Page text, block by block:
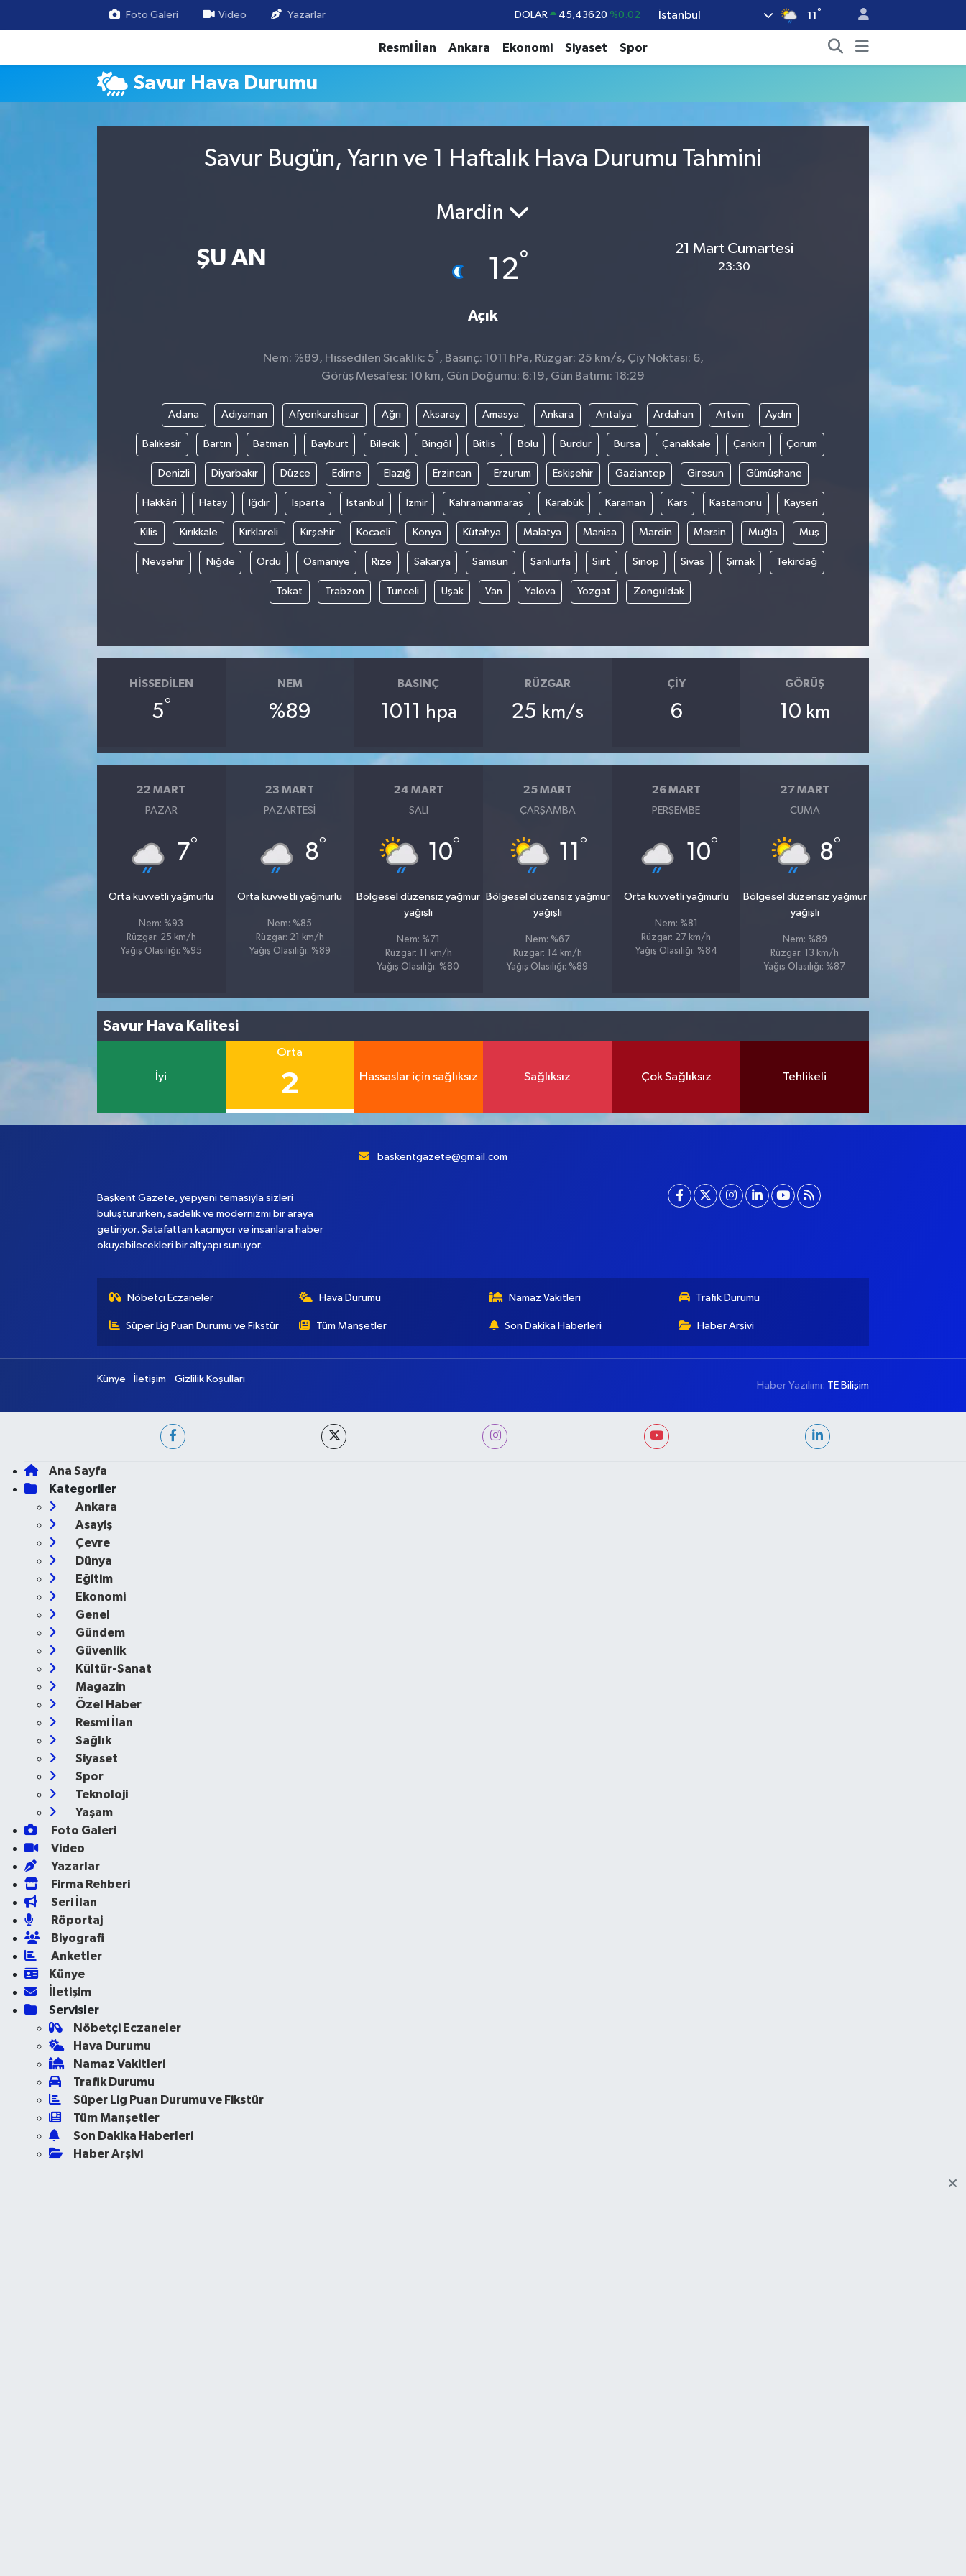
Foto Galeri Video Yazarlar DOLAR 45,43620 %0.02
EURO 53,38690 %0.19
STERLİN 61,60380 %0.18
İstanbul 11 °
Resmi İlan Ankara Ekonomi Siyaset Spor
Savur Hava Durumu
Savur Bugün, Yarın ve 1 Haftalık Hava Durumu Tahmini
ŞU AN
Mardin
12
Açık
21 Mart Cumartesi
23:30
Nem: %89, Hissedilen Sıcaklık: 5 , Basınç: 1011 hPa, Rüzgar: 25 km/s, Çiy Noktası: 6,
Görüş Mesafesi: 10 km, Gün Doğumu: 6:19, Gün Batımı: 18:29
Adana Adıyaman Afyonkarahisar Ağrı Aksaray Amasya Ankara Antalya Ardahan Artvin Aydın
Balıkesir Bartın Batman Bayburt Bilecik Bingöl Bitlis Bolu Burdur Bursa Çanakkale Çankırı Çorum
Denizli Diyarbakır Düzce Edirne Elazığ Erzincan Erzurum Eskişehir Gaziantep Giresun Gümüşhane
Hakkâri Hatay Iğdır Isparta İstanbul İzmir Kahramanmaraş Karabük Karaman Kars Kastamonu Kayseri
Kilis Kırıkkale Kırklareli Kırşehir Kocaeli Konya Kütahya Malatya Manisa Mardin Mersin Muğla Muş
Nevşehir Niğde Ordu Osmaniye Rize Sakarya Samsun Şanlıurfa Siirt Sinop Sivas Şırnak Tekirdağ
Tokat Trabzon Tunceli Uşak Van Yalova Yozgat Zonguldak
HISSEDILEN
5
NEM
%89
BASINÇ
1011 hpa
RÜZGAR
25 km/s
ÇIY
6
GÖRÜŞ
10 km
22 MART
PAZAR
7
Orta kuvvetli yağmurlu
Nem: %93
Rüzgar: 25 km/h
Yağış Olasılığı: %95
23 MART
PAZARTESI
8
Orta kuvvetli yağmurlu
Nem: %85
Rüzgar: 21 km/h
Yağış Olasılığı: %89
24 MART
SALI
10
Bölgesel düzensiz yağmur
yağışlı
Nem: %71
Rüzgar: 11 km/h
Yağış Olasılığı: %80
25 MART
ÇARŞAMBA
11
Bölgesel düzensiz yağmur
yağışlı
Nem: %67
Rüzgar: 14 km/h
Yağış Olasılığı: %89
26 MART
PERŞEMBE
10
Orta kuvvetli yağmurlu
Nem: %81
Rüzgar: 27 km/h
Yağış Olasılığı: %84
27 MART
CUMA
8
Bölgesel düzensiz yağmur
yağışlı
Nem: %89
Rüzgar: 13 km/h
Yağış Olasılığı: %87
Savur Hava Kalitesi
İyi
Orta
2 Hassaslar için sağlıksız Sağlıksız Çok Sağlıksız Tehlikeli
Başkent Gazete, yepyeni temasıyla sizleri
buluştururken, sadelik ve modernizmi bir araya
getiriyor. Şatafattan kaçınıyor ve insanlara haber
baskentgazete@gmail.com
Ana Sayfa
Kategoriler
Ankara
Asayiş
Çevre
Dünya
Eğitim
Ekonomi
Genel
Gündem
Güvenlik
Kültür-Sanat
Magazin
Özel Haber
Resmi İlan
Sağlık
Siyaset
Spor
Teknoloji
Yaşam
Foto Galeri
Video
Yazarlar
Firma Rehberi
Seri İlan
Röportaj
Biyografi
Anketler
Künye
İletişim
Servisler
Nöbetçi Eczaneler
Hava Durumu
Namaz Vakitleri
Trafik Durumu
Süper Lig Puan Durumu ve Fikstür
Tüm Manşetler
Son Dakika Haberleri